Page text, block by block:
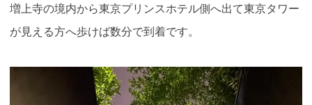
増上寺の境内から東京プリンスホテル側へ出て東京タワー
が見える方へ歩けば数分で到着です。